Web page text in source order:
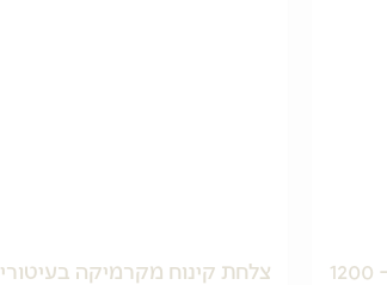
תרמוס נירוסטה מבודד – 1200
צלחת קינוח מקרמיקה בעיטורי